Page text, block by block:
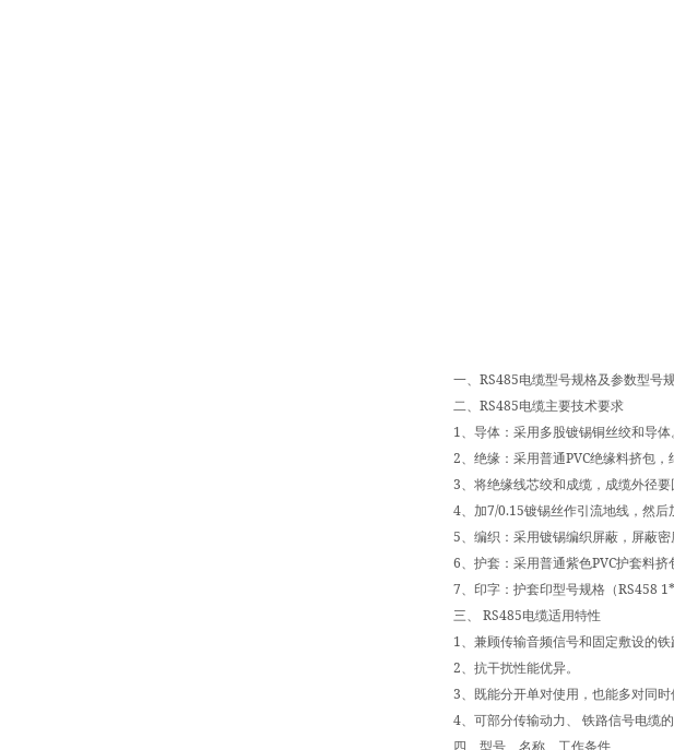
一、 RS485电缆型号规格及参数型号
二、 RS485电缆主要技术要求
1、导体：采用多股镀锡铜丝绞和导
2、绝缘：采用普通PVC绝缘料挤包，
3、将绝缘线芯绞和成缆，成缆外径
4、加7/0.15镀锡丝作引流地线，然后
5、编织：采用镀锡编织屏蔽，屏蔽密
6、护套：采用普通紫色PVC护套料挤
7、印字：护套印型号规格（RS458
三、
RS485电缆适用特性
1、兼顾传输音频信号和固定敷设的铁
2、抗干扰性能优异。
3、既能分开单对使用，也能多对同时
4、可部分传输动力、
铁路信号电缆
四、型号、名称、工作条件